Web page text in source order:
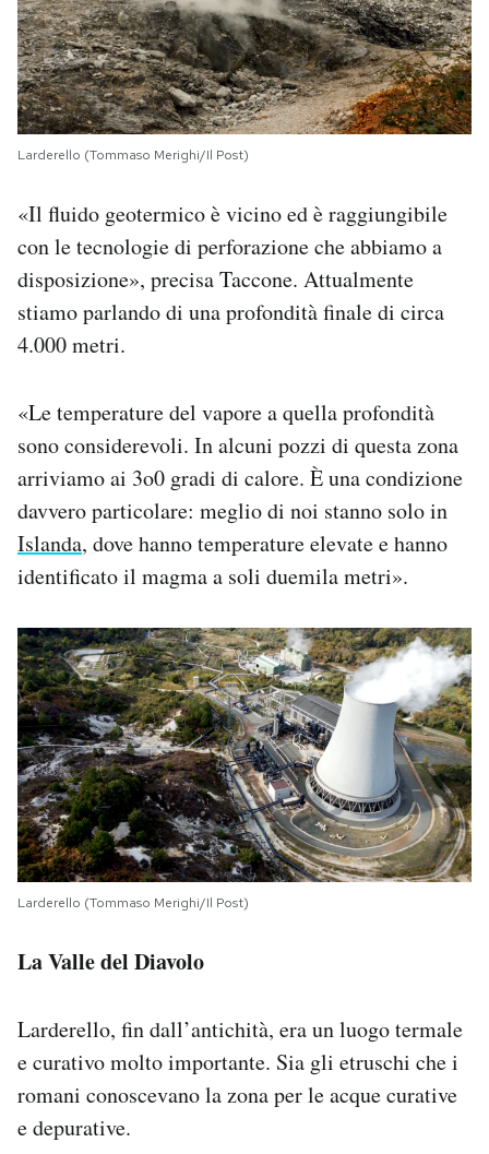
Larderello (Tommaso Merighi/Il Post)
«Il fluido geotermico è vicino ed è raggiungibile
con le tecnologie di perforazione che abbiamo a
disposizione», precisa Taccone. Attualmente
stiamo parlando di una profondità finale di circa
4.000 metri.
«Le temperature del vapore a quella profondità
sono considerevoli. In alcuni pozzi di questa zona
arriviamo ai 3o0 gradi di calore. È una condizione
davvero particolare: meglio di noi stanno solo in
Islanda, dove hanno temperature elevate e hanno
identificato il magma a soli duemila metri».
Larderello (Tommaso Merighi/Il Post)
La Valle del Diavolo
Larderello, fin dall’antichità, era un luogo termale
e curativo molto importante. Sia gli etruschi che i
romani conoscevano la zona per le acque curative
e depurative.